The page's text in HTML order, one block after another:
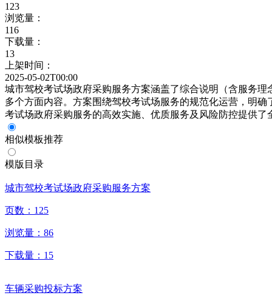
123
浏览量：
116
下载量：
13
上架时间：
2025-05-02T00:00
城市驾校考试场政府采购服务方案涵盖了综合说明（含服务
多个方面内容。方案围绕驾校考试场服务的规范化运营，明
考试场政府采购服务的高效实施、优质服务及风险防控提供了
相似模板推荐
模版目录
城市驾校考试场政府采购服务方案
页数： 125
浏览量： 86
下载量： 15
车辆采购投标方案